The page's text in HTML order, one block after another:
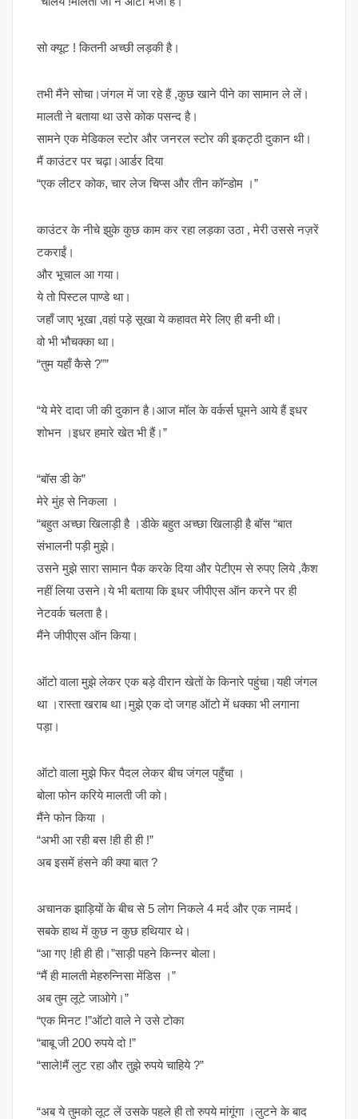
सो क्यूट ! कितनी अच्छी लड़की है।
तभी मैंने सोचा।जंगल में जा रहे हैं ,कुछ खाने पीने का सामान ले लें।
मालती ने बताया था उसे कोक पसन्द है।
सामने एक मेडिकल स्टोर और जनरल स्टोर की इकट्ठी दुकान थी।
मैं काउंटर पर चढ़ा।आर्डर दिया
“एक लीटर कोक, चार लेज चिप्स और तीन कॉन्डोम ।”
काउंटर के नीचे झुके कुछ काम कर रहा लड़का उठा , मेरी उससे नज़रें
टकराईं।
और भूचाल आ गया।
ये तो पिस्टल पाण्डे था।
जहाँ जाए भूखा ,वहां पड़े सूखा ये कहावत मेरे लिए ही बनी थी।
वो भी भौचक्का था।
“तुम यहाँ कैसे ?””
“ये मेरे दादा जी की दुकान है।आज मॉल के वर्कर्स घूमने आये हैं इधर
शोभन ।इधर हमारे खेत भी हैं।”
“बॉस डी के”
मेरे मुंह से निकला ।
“बहुत अच्छा खिलाड़ी है ।डीके बहुत अच्छा खिलाड़ी है बॉस “बात
संभालनी पड़ी मुझे।
उसने मुझे सारा सामान पैक करके दिया और पेटीएम से रुपए लिये ,कैश
नहीं लिया उसने।ये भी बताया कि इधर जीपीएस ऑन करने पर ही
नेटवर्क चलता है।
मैंने जीपीएस ऑन किया।
ऑटो वाला मुझे लेकर एक बड़े वीरान खेतों के किनारे पहुंचा।यही जंगल
था ।रास्ता खराब था।मुझे एक दो जगह ऑटो में धक्का भी लगाना
पड़ा।
ऑटो वाला मुझे फिर पैदल लेकर बीच जंगल पहुँचा ।
बोला फोन करिये मालती जी को।
मैंने फोन किया ।
“अभी आ रही बस !ही ही ही !”
अब इसमें हंसने की क्या बात ?
अचानक झाड़ियों के बीच से 5 लोग निकले 4 मर्द और एक नामर्द।
सबके हाथ में कुछ न कुछ हथियार थे।
“आ गए !ही ही ही।”साड़ी पहने किन्नर बोला।
“मैं ही मालती मेहरुन्निसा मेंडिस ।”
अब तुम लूटे जाओगे।”
“एक मिनट !”ऑटो वाले ने उसे टोका
“बाबू जी 200 रुपये दो !”
“साले!मैं लुट रहा और तुझे रुपये चाहिये ?”
“अब ये तुमको लूट लें उसके पहले ही तो रुपये मांगूंगा ।लुटने के बाद